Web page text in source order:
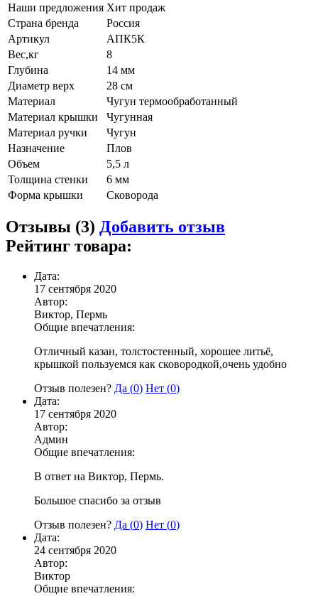
Наши предложения Хит продаж
Страна бренда
Россия
Артикул
АПК5К
Вес,кг
8
Глубина
14 мм
Диаметр верх
28 см
Материал
Чугун термообработанный
Материал крышки
Чугунная
Материал ручки
Чугун
Назначение
Плов
Объем
5,5 л
Толщина стенки
6 мм
Форма крышки
Сковорода
Отзывы (3) Добавить отзыв
Рейтинг товара:
Дата:
17 сентября 2020
Автор:
Виктор, Пермь
Общие впечатления:
Отличный казан, толстостенный, хорошее литьё,
крышкой пользуемся как сковородкой,очень удобно
Отзыв полезен? Да (0) Нет (0)
Дата:
17 сентября 2020
Автор:
Админ
Общие впечатления:
В ответ на Виктор, Пермь.
Большое спасибо за отзыв
Отзыв полезен? Да (0) Нет (0)
Дата:
24 сентября 2020
Автор:
Виктор
Общие впечатления: